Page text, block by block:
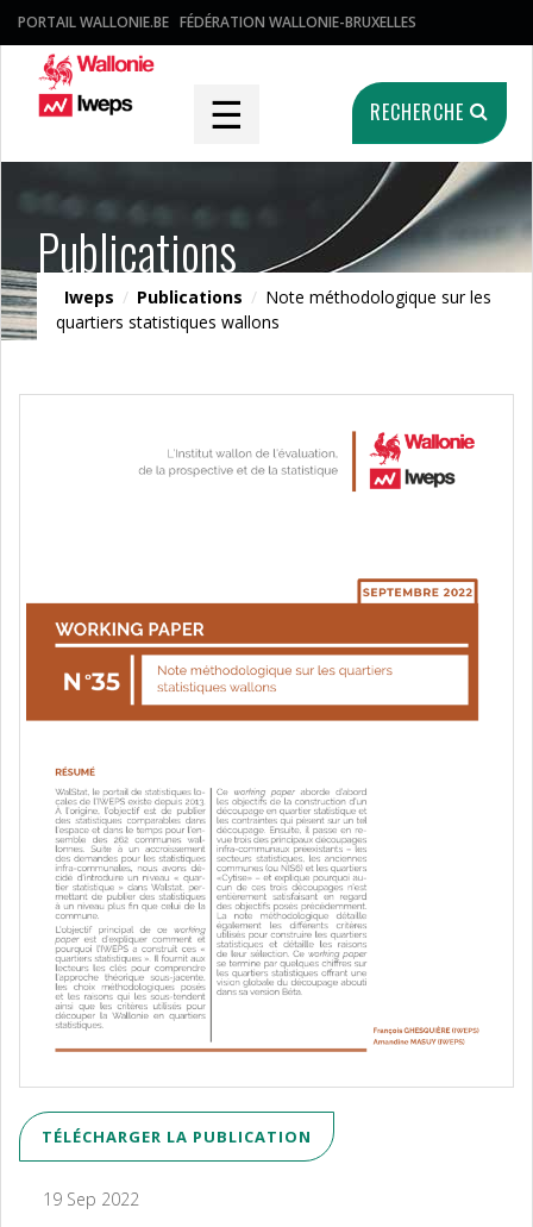
PORTAIL WALLONIE.BE FÉDÉRATION WALLONIE-BRUXELLES
☰ RECHERCHE
Publications
Iweps / Publications / Note méthodologique sur les
quartiers statistiques wallons
TÉLÉCHARGER LA PUBLICATION
19 Sep 2022